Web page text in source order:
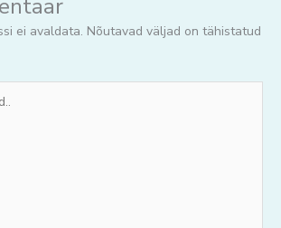
ei avaldata. Nõutavad väljad on tähistatud